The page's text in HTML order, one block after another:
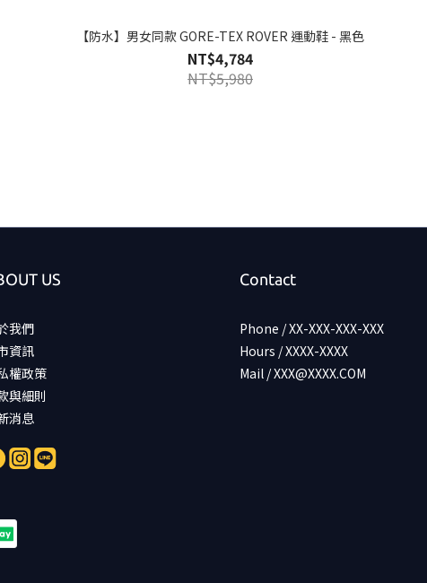
【防水】男女同款 GORE-TEX ROVER 運動鞋 - 黑色
NT$4,784
NT$5,980
US
我們
資訊
權政策
與細則
消息
Contact
Phone / XX-XXX-XXX-XXX
Hours / XXXX-XXXX
Mail / XXX@XXXX.COM